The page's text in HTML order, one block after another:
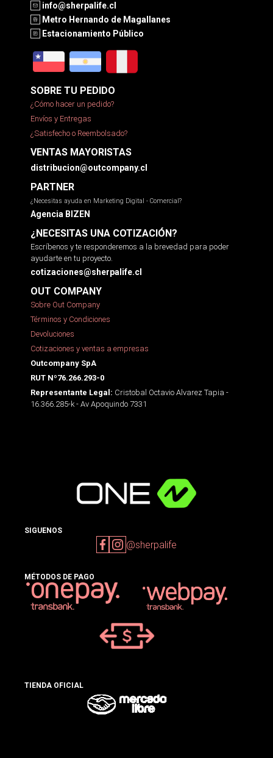
info@sherpalife.cl
Metro Hernando de Magallanes
Estacionamiento Público
SOBRE TU PEDIDO
¿Cómo hacer un pedido?
Envíos y Entregas
¿Satisfecho o Reembolsado?
VENTAS MAYORISTAS
distribucion@outcompany.cl
PARTNER
¿Necesitas ayuda en Marketing Digital - Comercial?
Agencia BIZEN
¿NECESITAS UNA COTIZACIÓN?
Escríbenos y te responderemos a la brevedad para poder
ayudarte en tu proyecto.
cotizaciones@sherpalife.cl
OUT COMPANY
Sobre Out Company
Términos y Condiciones
Devoluciones
Cotizaciones y ventas a empresas
Outcompany SpA
RUT Nº76.266.293-0
Representante Legal: Cristobal Octavio Alvarez Tapia -
16.366.285-k - Av Apoquindo 7331
SIGUENOS
@sherpalife
MÉTODOS DE PAGO
TIENDA OFICIAL